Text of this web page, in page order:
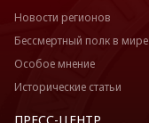
Новости регионов
Бессмертный полк в мире
Особое мнение
Исторические статьи